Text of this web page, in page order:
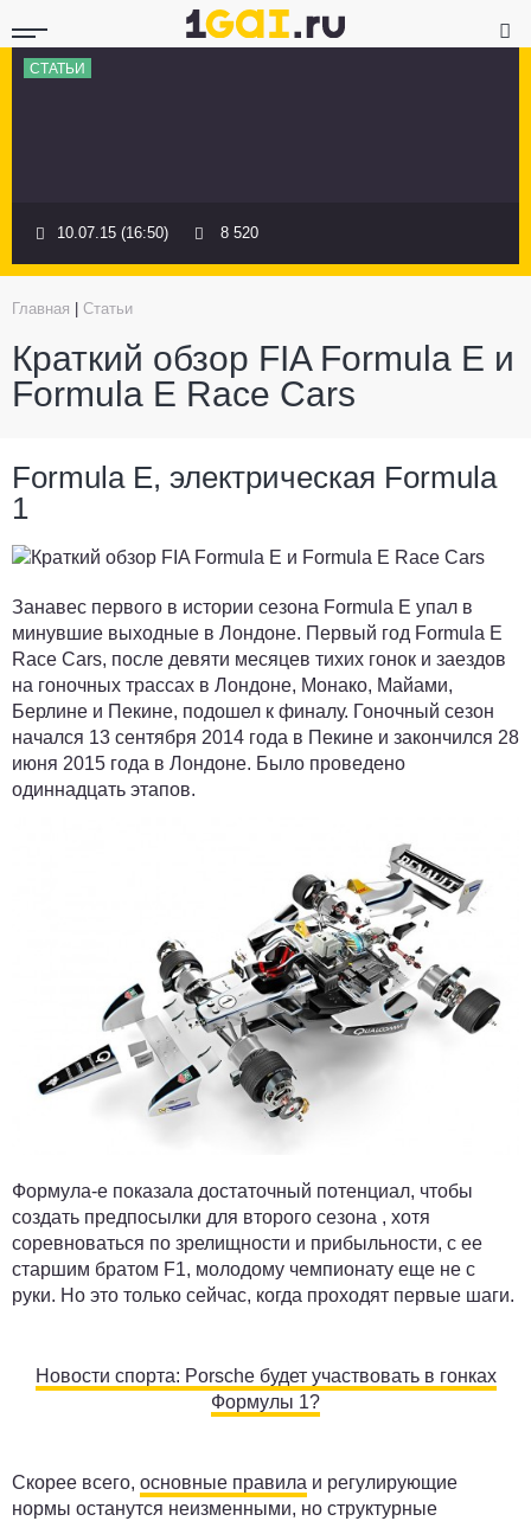
СТАТЬИ
10.07.15 (16:50) 8 520
Главная Статьи
Краткий обзор FIA Formula E и
Formula E Race Cars
Formula E, электрическая Formula
1
Занавес первого в истории сезона Formula E упал в
минувшие выходные в Лондоне. Первый год Formula E
Race Cars, после девяти месяцев тихих гонок и заездов
на гоночных трассах в Лондоне, Монако, Майами,
Берлине и Пекине, подошел к финалу. Гоночный сезон
начался 13 сентября 2014 года в Пекине и закончился 28
июня 2015 года в Лондоне. Было проведено
одиннадцать этапов.
Формула-e показала достаточный потенциал, чтобы
создать предпосылки для второго сезона , хотя
соревноваться по зрелищности и прибыльности, с ее
старшим братом F1, молодому чемпионату еще не с
руки. Но это только сейчас, когда проходят первые шаги.
Новости спорта: Porsche будет участвовать в гонках
Формулы 1?
Скорее всего, основные правила и регулирующие
нормы останутся неизменными, но структурные